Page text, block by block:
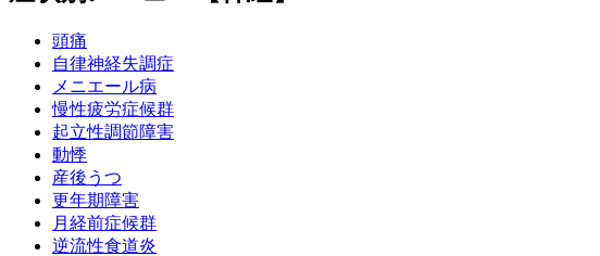
頭痛
自律神経失調症
メニエール病
慢性疲労症候群
起立性調節障害
動悸
産後うつ
更年期障害
月経前症候群
逆流性食道炎